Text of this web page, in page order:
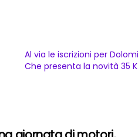
Al via le iscrizioni per
Che presenta la novità 35 K